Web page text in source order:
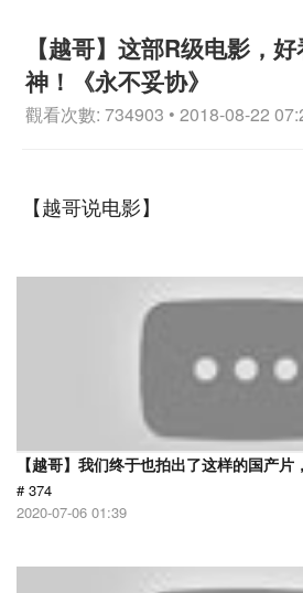
【越哥】这部R级电影，
神！《永不妥协》
觀看次數: 734903 • 2018-08-22
【越哥说电影】
【越哥】我们终于也拍出了这样的国产片
# 374
2020-07-06 01:39